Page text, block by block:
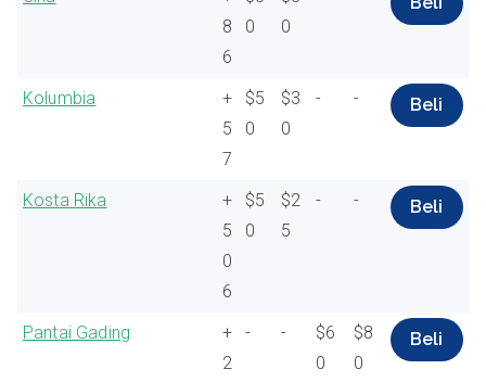
8
6
0
0
Kolumbia
+
5
7
$5
0
$3
0
- - Beli
Kosta Rika
+
5
0
6
$5
0
$2
5
- - Beli
Pantai Gading
+
2
- -
$6
0
$8
0
Beli